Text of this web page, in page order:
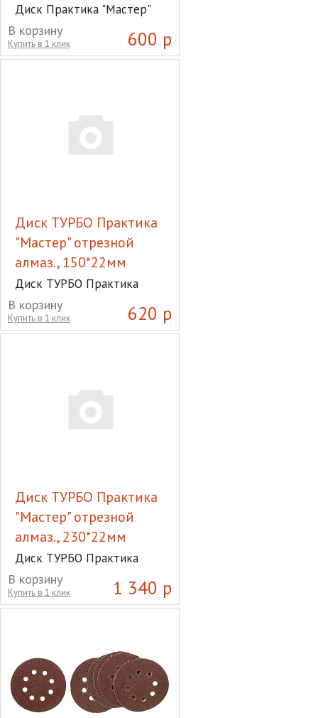
Диск Практика "Мастер"
отрезной алмаз., 150*22мм
600 р
В корзину
Купить в 1 клик
Диск ТУРБО Практика
"Мастер" отрезной
алмаз., 150*22мм
Диск ТУРБО Практика
"Мастер" отрезной алмаз.,
150*22мм
620 р
В корзину
Купить в 1 клик
Диск ТУРБО Практика
"Мастер" отрезной
алмаз., 230*22мм
Диск ТУРБО Практика
"Мастер" отрезной алмаз.,
230*22мм
1 340 р
В корзину
Купить в 1 клик